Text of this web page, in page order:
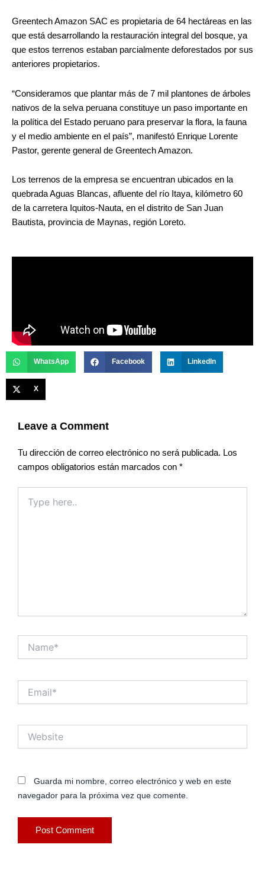
Greentech Amazon SAC es propietaria de 64 hectáreas en las
que está desarrollando la restauración integral del bosque, ya
que estos terrenos estaban parcialmente deforestados por sus
anteriores propietarios.
“Consideramos que plantar más de 7 mil plantones de árboles
nativos de la selva peruana constituye un paso importante en
la política del Estado peruano para preservar la flora, la fauna
y el medio ambiente en el país”, manifestó Enrique Lorente
Pastor, gerente general de Greentech Amazon.
Los terrenos de la empresa se encuentran ubicados en la
quebrada Aguas Blancas, afluente del río Itaya, kilómetro 60
de la carretera Iquitos-Nauta, en el distrito de San Juan
Bautista, provincia de Maynas, región Loreto.
WhatsApp Facebook LinkedIn
X
Leave a Comment
Tu dirección de correo electrónico no será publicada. Los
campos obligatorios están marcados con *
here..
Guarda mi nombre, correo electrónico y web en este
navegador para la próxima vez que comente.